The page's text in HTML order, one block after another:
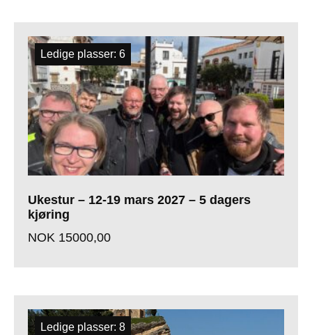
Ukestur – 12-19 mars 2027 – 5 dagers
kjøring
NOK 15000,00
Ledige plasser: 6
Ledige plasser: 8